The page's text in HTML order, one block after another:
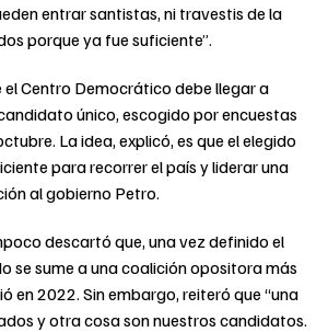
entrar santistas, ni travestis de la
porque ya fue suficiente”.
el Centro Democrático debe llegar a
único, escogido por encuestas
La idea, explicó, es que el elegido
para recorrer el país y liderar una
al gobierno Petro.
descartó que, una vez definido el
se sume a una coalición opositora más
en 2022. Sin embargo, reiteró que “una
y otra cosa son nuestros candidatos.